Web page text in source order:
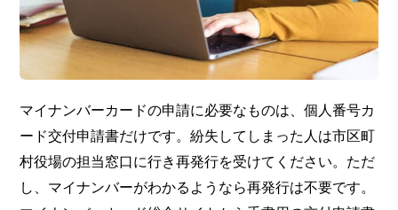
マイナンバーカードの申請に必要なものは、個人番号カ
ード交付申請書だけです。紛失してしまった人は市区町
村役場の担当窓口に行き再発行を受けてください。ただ
し、マイナンバーがわかるようなら再発行は不要です。